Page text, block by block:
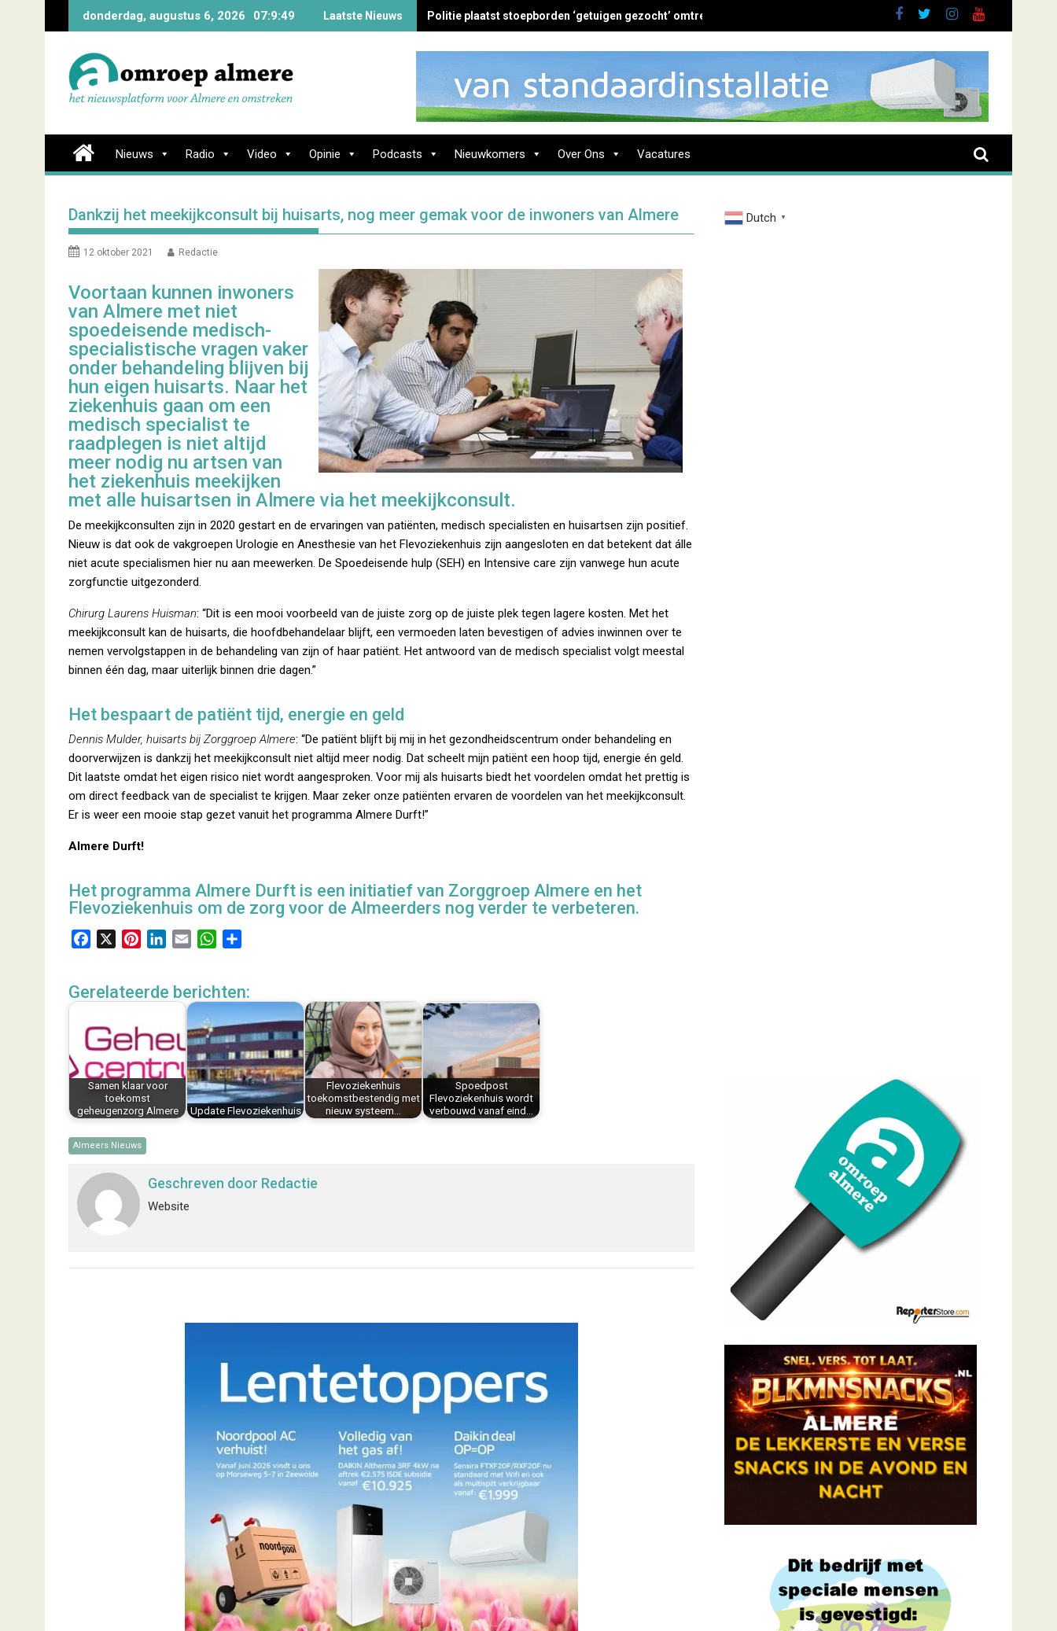
donderdag, augustus 6, 2026 07:9:50 Laatste Nieuws Politie plaatst stoepborden ‘getuigen gezocht’ omtrent overval Elbastraat
Nieuws Radio Video Opinie Podcasts Nieuwkomers Over Ons Vacatures
Dankzij het meekijkconsult bij huisarts, nog meer gemak voor de inwoners van Almere
12 oktober 2021 Redactie
Voortaan kunnen inwoners
van Almere met niet
spoedeisende medisch-
specialistische vragen vaker
onder behandeling blijven bij
hun eigen huisarts. Naar het
ziekenhuis gaan om een
medisch specialist te
raadplegen is niet altijd
meer nodig nu artsen van
het ziekenhuis meekijken
met alle huisartsen in Almere via het meekijkconsult.
De meekijkconsulten zijn in 2020 gestart en de ervaringen van patiënten, medisch specialisten en huisartsen zijn positief.
Nieuw is dat ook de vakgroepen Urologie en Anesthesie van het Flevoziekenhuis zijn aangesloten en dat betekent dat álle
niet acute specialismen hier nu aan meewerken. De Spoedeisende hulp (SEH) en Intensive care zijn vanwege hun acute
zorgfunctie uitgezonderd.
Chirurg Laurens Huisman: “Dit is een mooi voorbeeld van de juiste zorg op de juiste plek tegen lagere kosten. Met het
meekijkconsult kan de huisarts, die hoofdbehandelaar blijft, een vermoeden laten bevestigen of advies inwinnen over te
nemen vervolgstappen in de behandeling van zijn of haar patiënt. Het antwoord van de medisch specialist volgt meestal
binnen één dag, maar uiterlijk binnen drie dagen.”
Het bespaart de patiënt tijd, energie en geld
Dennis Mulder, huisarts bij Zorggroep Almere: “De patiënt blijft bij mij in het gezondheidscentrum onder behandeling en
doorverwijzen is dankzij het meekijkconsult niet altijd meer nodig. Dat scheelt mijn patiënt een hoop tijd, energie én geld.
Dit laatste omdat het eigen risico niet wordt aangesproken. Voor mij als huisarts biedt het voordelen omdat het prettig is
om direct feedback van de specialist te krijgen. Maar zeker onze patiënten ervaren de voordelen van het meekijkconsult.
Er is weer een mooie stap gezet vanuit het programma Almere Durft!”
Almere Durft!
Het programma Almere Durft is een initiatief van Zorggroep Almere en het
Flevoziekenhuis om de zorg voor de Almeerders nog verder te verbeteren.
e
o
o
k
t
r
s
t
k
d
I
n
i
W
t
s
A
p
p
e
n
Gerelateerde berichten:
Samen klaar voor
toekomst
geheugenzorg Almere
Update Flevoziekenhuis
Flevoziekenhuis
toekomstbestendig met
nieuw systeem…
Spoedpost
Flevoziekenhuis wordt
verbouwd vanaf eind…
Almeers Nieuws
Geschreven door Redactie
Website
Dutch ▼